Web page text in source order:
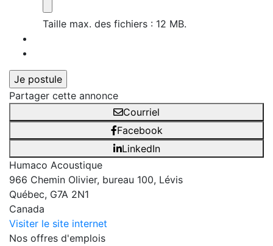
Taille max. des fichiers : 12 MB.
Partager cette annonce
Courriel
Facebook
LinkedIn
Humaco Acoustique
966 Chemin Olivier, bureau 100, Lévis
Québec, G7A 2N1
Canada
Visiter le site internet
Nos offres d'emplois